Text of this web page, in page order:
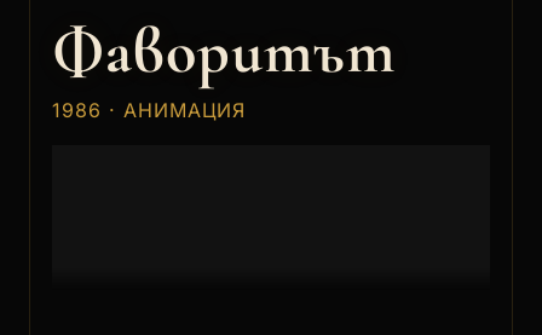
Фаворитът
1986 · АНИМАЦИЯ